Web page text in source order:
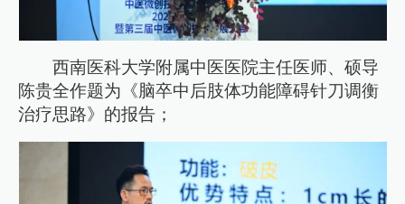
西南医科大学附属中医医院主任医师、硕导
陈贵全作题为《脑卒中后肢体功能障碍针刀调衡
治疗思路》的报告；